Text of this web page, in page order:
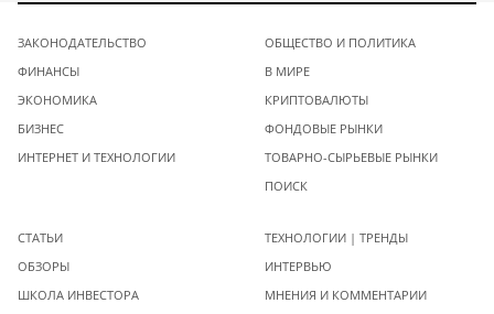
ЗАКОНОДАТЕЛЬСТВО
ФИНАНСЫ
ЭКОНОМИКА
БИЗНЕС
ИНТЕРНЕТ И ТЕХНОЛОГИИ
ОБЩЕСТВО И ПОЛИТИКА
В МИРЕ
КРИПТОВАЛЮТЫ
ФОНДОВЫЕ РЫНКИ
ТОВАРНО-СЫРЬЕВЫЕ РЫНКИ
ПОИСК
СТАТЬИ
ОБЗОРЫ
ШКОЛА ИНВЕСТОРА
ТЕХНОЛОГИИ | ТРЕНДЫ
ИНТЕРВЬЮ
МНЕНИЯ И КОММЕНТАРИИ